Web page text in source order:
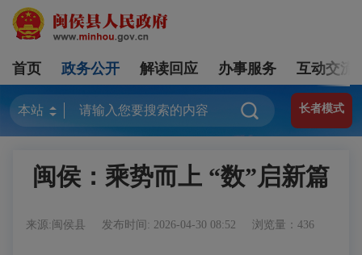
首页 政务公开 解读回应 办事服务 互动交流
长者模式
闽侯：乘势而上 “数”启新篇
来源:闽侯县 发布时间: 2026-04-30 08:52 浏览量：436